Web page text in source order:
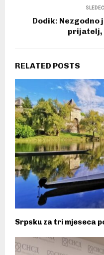
Dodik: Nezgodno
prijatelj,
RELATED POSTS
Srpsku za tri mjeseca